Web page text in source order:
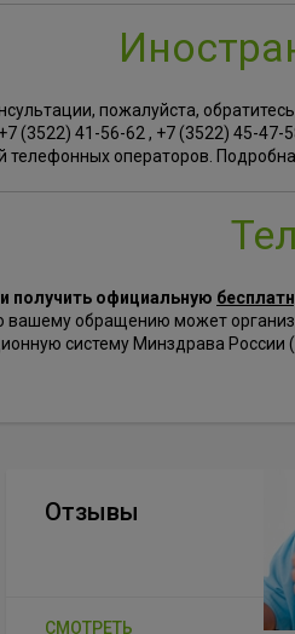
пожалуйста,
(3522) 41-56-62 , +7 (3522) 45-
телефонных операторов.
получить официальную
вашему обращению может
систему Минздрава России
Отзывы
СМОТРЕТЬ